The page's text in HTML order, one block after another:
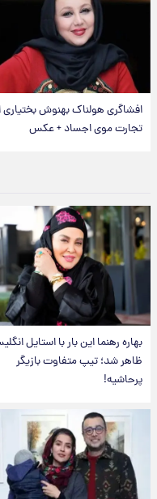
افشاگری هولناک بهنوش بختیاری
تجارت موی اجساد + عکس
بهاره رهنما این بار با استایل
ظاهر شد؛ تیپ متفاوت بازیگر
پرحاشیه!